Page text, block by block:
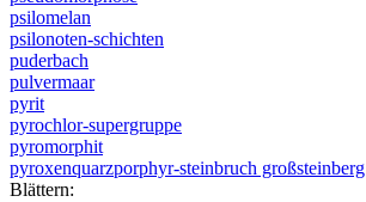
psilomelan
psilonoten-schichten
puderbach
pulvermaar
pyrit
pyrochlor-supergruppe
pyromorphit
pyroxenquarzporphyr-steinbruch großsteinberg
Blättern: